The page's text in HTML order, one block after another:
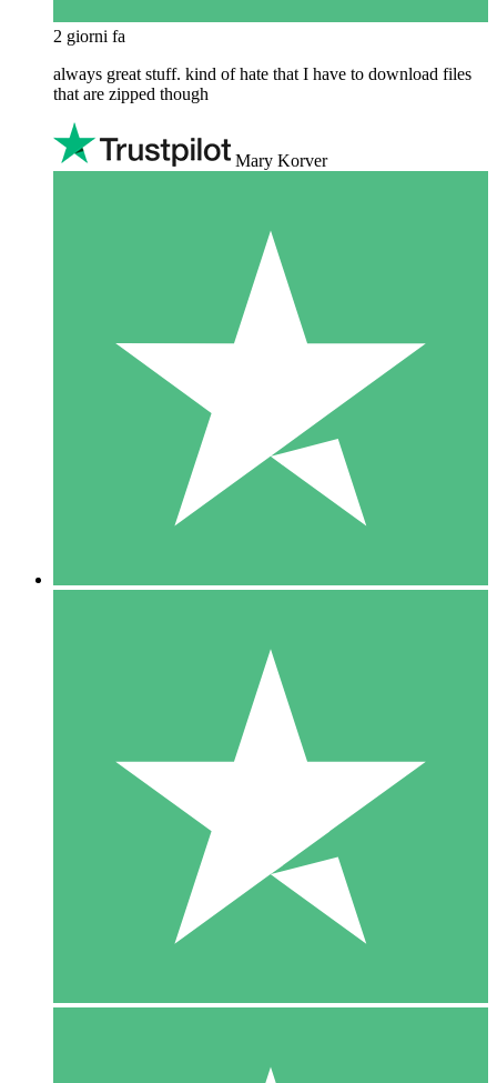
2 giorni fa
always great stuff. kind of hate that I have to download files
that are zipped though
Mary Korver